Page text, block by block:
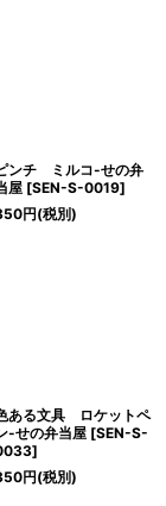
ンチ ミルコ-せの弁
屋 [SEN-S-0019]
円(税別)
ある文具 ロケットペ
-せの弁当屋 [SEN-S-
]
円(税別)